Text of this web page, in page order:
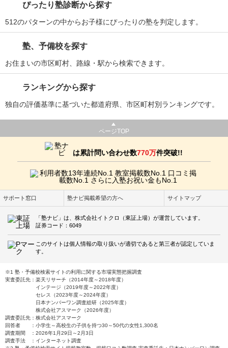
ぴったり塾診断から探す
512のパターンの中からお子様にぴったりの塾を判定します。
塾、予備校を探す
お住まいの市区町村、路線・駅から検索できます。
ランキングから探す
独自の評価基準に基づいた都道府県、市区町村別ランキングです。
ページTOP
は累計問い合わせ数770万件突破!!
サポート窓口 塾ナビ掲載希望の方へ サイトマップ
「塾ナビ」は、株式会社イトクロ（東証上場）が運営しています。
証券コード：6049
このサイトは個人情報の取り扱いが適切であると第三者が認定していま
す。
※1 塾・予備校検索サイトの利用に関する市場実態把握調査
実査委託先：楽天リサーチ（2014年度～2018年度）
インテージ（2019年度～2022年度）
セレス（2023年度～2024年度）
日本ナンバーワン調査総研（2025年度）
株式会社アスマーク（2026年度）
調査委託先：株式会社アスマーク
回答者 ：小学生～高校生の子供を持つ30～50代の女性1,300名
調査期間 ：2026年1月29日～2月3日
調査手法 ：インターネット調査